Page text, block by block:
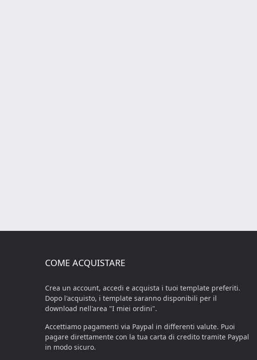
COME ACQUISTARE
Crea un account, accedi e acquista i tuoi template preferiti.
Dopo l'acquisto, i template saranno disponibili per il
download nell'area "I miei ordini".
Accettiamo pagamenti via Paypal in differenti valute. Puoi
pagare direttamente con la tua carta di credito tramite Paypal
in modo sicuro.